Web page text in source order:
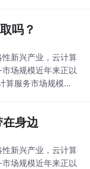
数据信息量小、传
吗？
新兴产业，云计算
场规模近年来正以
算服务市场规模将
系。我们可以借助
身边
新兴产业，云计算
场规模近年来正以